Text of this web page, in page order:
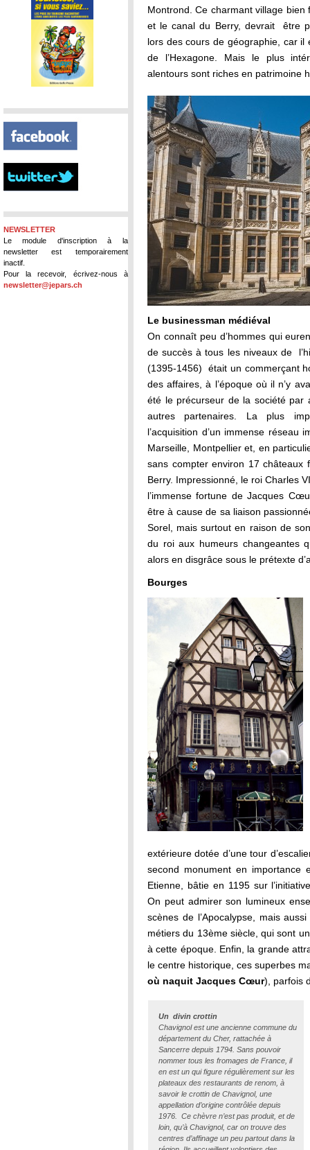
NEWSLETTER
Le module d'inscription à la
newsletter est temporairement
inactif.
Pour la recevoir, écrivez-nous à
newsletter@jepars.ch
Montrond. Ce charmant village
et le canal du Berry, devrait être
lors des cours de géographie, car il
de l’Hexagone. Mais le plus
alentours sont riches en patrimoine
Le businessman médiéval
On connaît peu d’hommes qui
de succès à tous les niveaux de
(1395-1456) était un commerçant
des affaires, à l’époque où il n’y
été le précurseur de la société par
autres partenaires. La plus
l’acquisition d’un immense réseau
Marseille, Montpellier et, en
sans compter environ 17 châteaux
Berry. Impressionné, le roi Charles
l’immense fortune de Jacques
être à cause de sa liaison
Sorel, mais surtout en raison de
du roi aux humeurs changeantes
alors en disgrâce sous le prétexte
Bourges
extérieure dotée d’une tour
second monument en importance
Etienne, bâtie en 1195 sur
On peut admirer son lumineux
scènes de l’Apocalypse, mais
métiers du 13ème siècle, qui sont
à cette époque. Enfin, la grande
le centre historique, ces superbes
où naquit Jacques Cœur), parfois
Un divin crottin
Chavignol est une ancienne commune du
département du Cher, rattachée à
Sancerre depuis 1794. Sans pouvoir
nommer tous les fromages de France, il
en est un qui figure régulièrement sur les
plateaux des restaurants de renom, à
savoir le crottin de Chavignol, une
appellation d’origine contrôlée depuis
1976. Ce chèvre n’est pas produit, et de
loin, qu’à Chavignol, car on trouve des
centres d’affinage un peu partout dans la